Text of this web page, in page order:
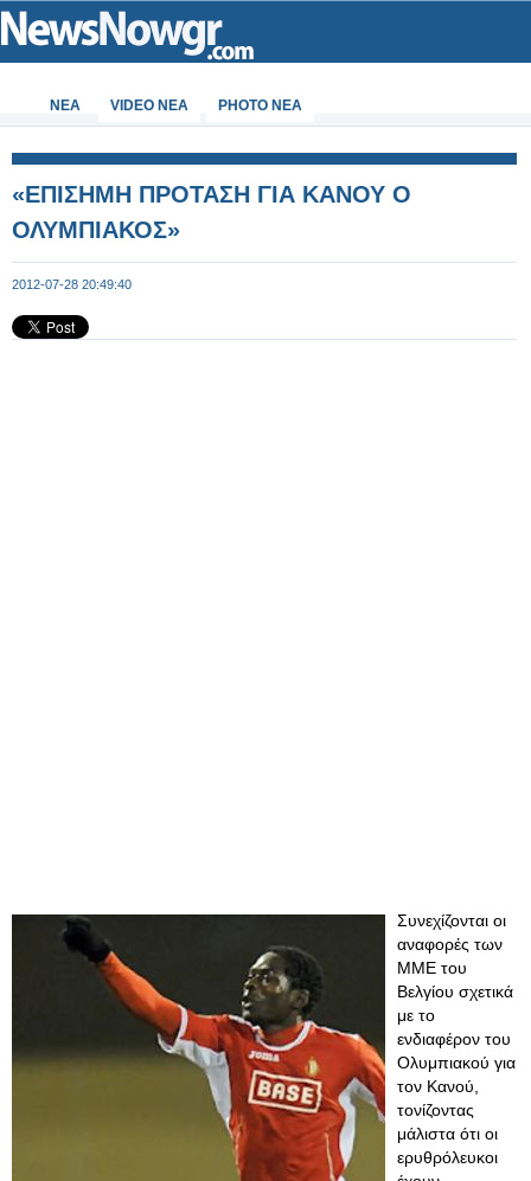
ΝΕΑ VIDEO NEA PHOTO NEA
«ΕΠΙΣΗΜΗ ΠΡΟΤΑΣΗ ΓΙΑ ΚΑΝΟΥ Ο
ΟΛΥΜΠΙΑΚΟΣ»
2012-07-28 20:49:40
Συνεχίζονται οι
αναφορές των
ΜΜΕ του
Βελγίου σχετικά
με το
ενδιαφέρον του
Ολυμπιακού για
τον Κανού,
τονίζοντας
μάλιστα ότι οι
ερυθρόλευκοι